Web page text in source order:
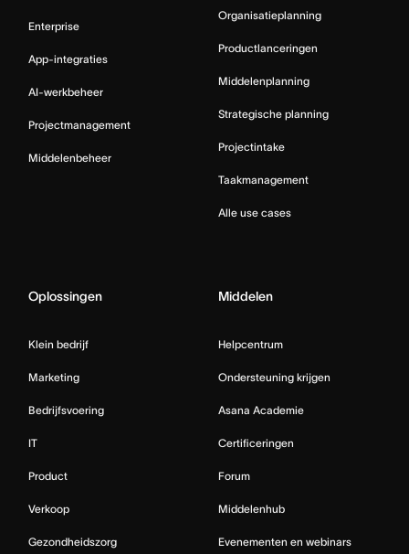
Enterprise
App-integraties
AI-werkbeheer
Projectmanagement
Middelenbeheer
Organisatieplanning
Productlanceringen
Middelenplanning
Strategische planning
Projectintake
Taakmanagement
Alle use cases
Oplossingen
Klein bedrijf
Marketing
Bedrijfsvoering
IT
Product
Verkoop
Gezondheidszorg
Middelen
Helpcentrum
Ondersteuning krijgen
Asana Academie
Certificeringen
Forum
Middelenhub
Evenementen en webinars